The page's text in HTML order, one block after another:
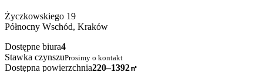
Życzkowskiego 19
Północny Wschód, Kraków
Dostępne biura4
Stawka czynszuProsimy o kontakt
Dostępna powierzchnia220–1392㎡